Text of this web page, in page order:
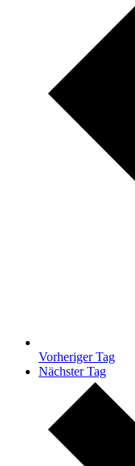
Vorheriger Tag
Nächster Tag